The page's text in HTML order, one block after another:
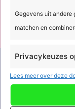
Gegevens uit andere
matchen en
Privacykeuzes
Lees meer over deze